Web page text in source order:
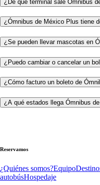
¿De qué terminal sale Ómnibus
¿Ómnibus de México Plus tiene
¿Se pueden llevar mascotas en
¿Puedo cambiar o cancelar un
¿Cómo facturo un boleto de
¿A qué estados llega Ómnibus
Reservamos
¿Quiénes somos?Equipo
autobúsHospedaje